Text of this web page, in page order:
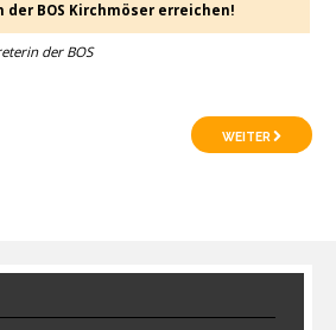
der BOS Kirchmöser erreichen!
der BOS
WEITER